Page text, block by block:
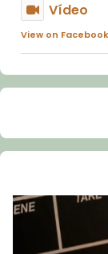
Vídeo
View on Facebook
La
dos mesos,
Recupera
tican